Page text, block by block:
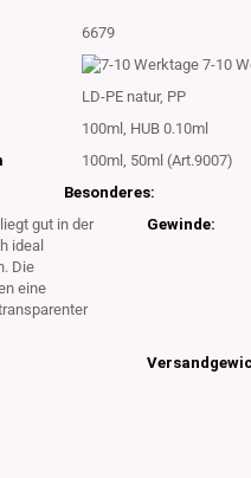
6679
7-10
LD-PE natur, PP
100ml, HUB 0.10ml
100ml, 50ml (Art.9007)
Besonderes:
gut in der
ideal
Die
eine
Gewinde: